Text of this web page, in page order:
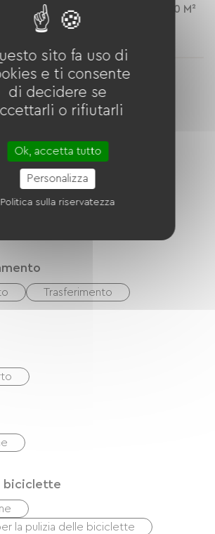
20 M²
Voir Le Logement
Trasferimento
biciclette
la pulizia delle biciclette
sito fa uso di
e ti consente
di decidere se
o rifiutarli
Ok, accetta tutto
Personalizza
Politica sulla riservatezza